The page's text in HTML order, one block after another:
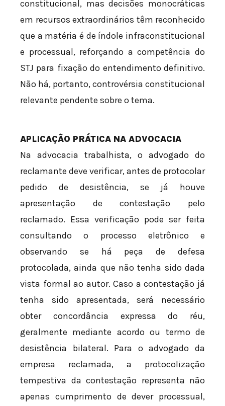
constitucional, mas decisões monocráticas
em recursos extraordinários têm reconhecido
que a matéria é de índole infraconstitucional
e processual, reforçando a competência do
STJ para fixação do entendimento definitivo.
Não há, portanto, controvérsia constitucional
relevante pendente sobre o tema.
APLICAÇÃO PRÁTICA NA ADVOCACIA
Na advocacia trabalhista, o advogado do
reclamante deve verificar, antes de protocolar
pedido de desistência, se já houve
apresentação de contestação pelo
reclamado. Essa verificação pode ser feita
consultando o processo eletrônico e
observando se há peça de defesa
protocolada, ainda que não tenha sido dada
vista formal ao autor. Caso a contestação já
tenha sido apresentada, será necessário
obter concordância expressa do réu,
geralmente mediante acordo ou termo de
desistência bilateral. Para o advogado da
empresa reclamada, a protocolização
tempestiva da contestação representa não
apenas cumprimento de dever processual,